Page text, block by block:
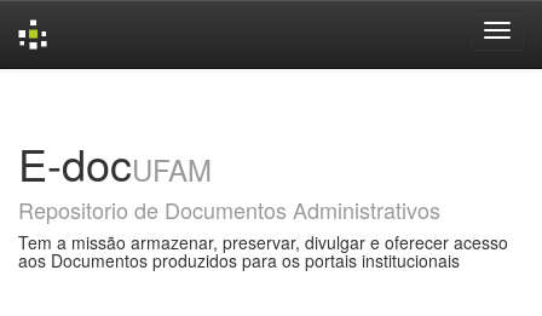
E-docUFAM
Repositorio de Documentos Administrativos
Tem a missão armazenar, preservar, divulgar e oferecer acesso
aos Documentos produzidos para os portais institucionais